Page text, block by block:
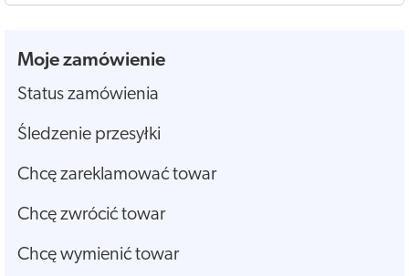
Moje zamówienie
Status zamówienia
Śledzenie przesyłki
Chcę zareklamować towar
Chcę zwrócić towar
Chcę wymienić towar